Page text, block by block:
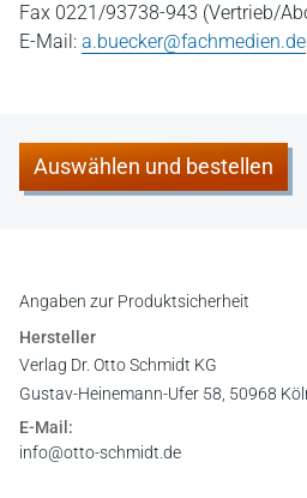
Fax 0221/93738-943 (Vertrieb/
E-Mail: a.buecker@fachmedien.de
Auswählen und bestellen
Angaben zur Produktsicherheit
Hersteller
Verlag Dr. Otto Schmidt KG
Gustav-Heinemann-Ufer 58, 50968
E-Mail:
info@otto-schmidt.de